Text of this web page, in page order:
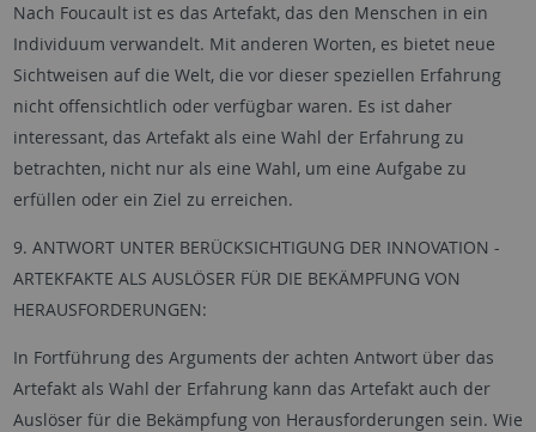
Nach Foucault ist es das Artefakt, das den Menschen in ein
Individuum verwandelt. Mit anderen Worten, es bietet neue
Sichtweisen auf die Welt, die vor dieser speziellen Erfahrung
nicht offensichtlich oder verfügbar waren. Es ist daher
interessant, das Artefakt als eine Wahl der Erfahrung zu
betrachten, nicht nur als eine Wahl, um eine Aufgabe zu
erfüllen oder ein Ziel zu erreichen.
9. ANTWORT UNTER BERÜCKSICHTIGUNG DER INNOVATION -
ARTEKFAKTE ALS AUSLÖSER FÜR DIE BEKÄMPFUNG VON
HERAUSFORDERUNGEN:
In Fortführung des Arguments der achten Antwort über das
Artefakt als Wahl der Erfahrung kann das Artefakt auch der
Auslöser für die Bekämpfung von Herausforderungen sein. Wie